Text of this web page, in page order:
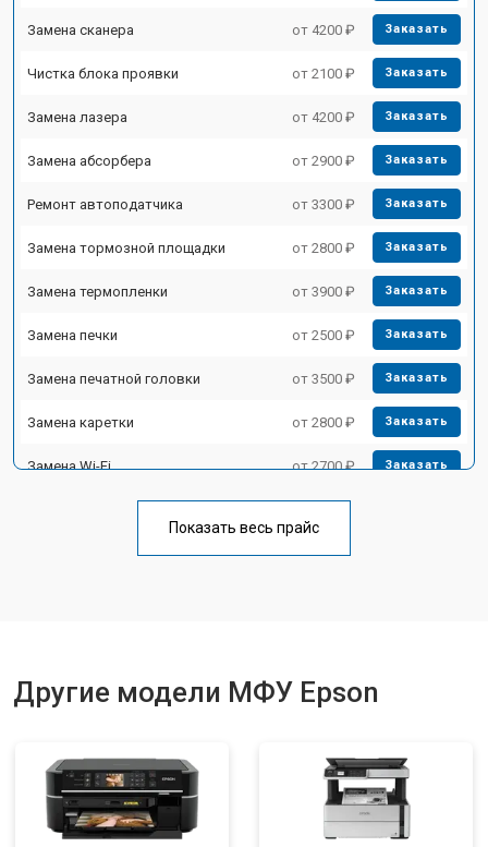
Замена сканера от 4200 ₽ Заказать
Чистка блока проявки от 2100 ₽ Заказать
Замена лазера от 4200 ₽ Заказать
Замена абсорбера от 2900 ₽ Заказать
Ремонт автоподатчика от 3300 ₽ Заказать
Замена тормозной площадки от 2800 ₽ Заказать
Замена термопленки от 3900 ₽ Заказать
Замена печки от 2500 ₽ Заказать
Замена печатной головки от 3500 ₽ Заказать
Замена каретки от 2800 ₽ Заказать
Замена Wi-Fi от 2700 ₽ Заказать
от 3500 ₽
Показать весь прайс
Другие модели МФУ Epson